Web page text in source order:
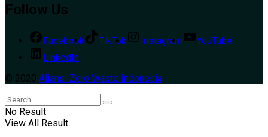
Follow Us
Facebook TikTok Instagram
YouTube
LinkedIn
© 2020 Aliansi Zero Waste Indonesia
No Result
View All Result